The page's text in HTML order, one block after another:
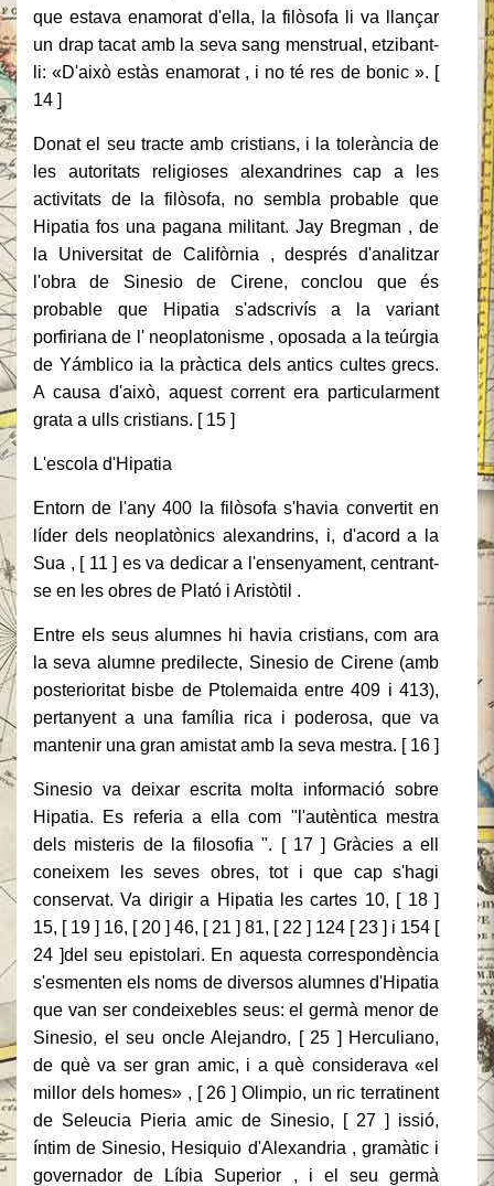
que estava enamorat d'ella, la filòsofa li va llançar
un drap tacat amb la seva sang menstrual, etzibant-
li: «D'això estàs enamorat , i no té res de bonic ». [
14 ]
Donat el seu tracte amb cristians, i la tolerància de
les autoritats religioses alexandrines cap a les
activitats de la filòsofa, no sembla probable que
Hipatia fos una pagana militant. Jay Bregman , de
la Universitat de Califòrnia , després d'analitzar
l'obra de Sinesio de Cirene, conclou que és
probable que Hipatia s'adscrivís a la variant
porfiriana de l' neoplatonisme , oposada a la teúrgia
de Yámblico ia la pràctica dels antics cultes grecs.
A causa d'això, aquest corrent era particularment
grata a ulls cristians. [ 15 ]
L'escola d'Hipatia
Entorn de l'any 400 la filòsofa s'havia convertit en
líder dels neoplatònics alexandrins, i, d'acord a la
Sua , [ 11 ] es va dedicar a l'ensenyament, centrant-
se en les obres de Plató i Aristòtil .
Entre els seus alumnes hi havia cristians, com ara
la seva alumne predilecte, Sinesio de Cirene (amb
posterioritat bisbe de Ptolemaida entre 409 i 413),
pertanyent a una família rica i poderosa, que va
mantenir una gran amistat amb la seva mestra. [ 16 ]
Sinesio va deixar escrita molta informació sobre
Hipatia. Es referia a ella com "l'autèntica mestra
dels misteris de la filosofia ". [ 17 ] Gràcies a ell
coneixem les seves obres, tot i que cap s'hagi
conservat. Va dirigir a Hipatia les cartes 10, [ 18 ]
15, [ 19 ] 16, [ 20 ] 46, [ 21 ] 81, [ 22 ] 124 [ 23 ] i 154 [
24 ]del seu epistolari. En aquesta correspondència
s'esmenten els noms de diversos alumnes d'Hipatia
que van ser condeixebles seus: el germà menor de
Sinesio, el seu oncle Alejandro, [ 25 ] Herculiano,
de què va ser gran amic, i a què considerava «el
millor dels homes» , [ 26 ] Olimpio, un ric terratinent
de Seleucia Pieria amic de Sinesio, [ 27 ] issió,
íntim de Sinesio, Hesiquio d'Alexandria , gramàtic i
governador de Líbia Superior , i el seu germà